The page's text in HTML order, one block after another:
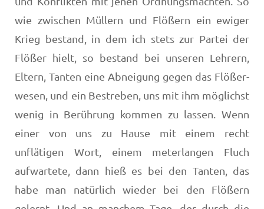
wie zwischen Müllern und Flößern ein ewiger
Krieg bestand, in dem ich stets zur Partei der
Flößer hielt, so bestand bei unseren Lehrern,
Eltern, Tanten eine Abneigung gegen das Flößer­
wesen, und ein Bestreben, uns mit ihm möglichst
wenig in Berührung kommen zu lassen. Wenn
einer von uns zu Hau­se mit einem recht
unflätigen Wort, einem meterlangen Fluch
aufwartete, dann hieß es bei den Tanten, das
habe man natürlich wieder bei den Flößern